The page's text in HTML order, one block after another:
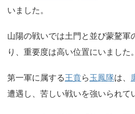
いました。
山陽の戦いでは土門と並び蒙驁軍
り、重要度は高い位置にいました。
第一軍に属する王賁ら玉鳳隊は、
遭遇し、苦しい戦いを強いられて